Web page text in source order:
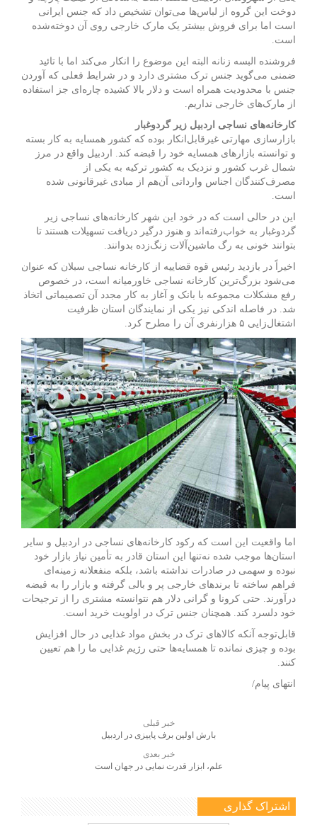
دوخت این گروه از لباس‌ها می‌توان تشخیص داد که جنس ایرانی
است اما برای فروش بیشتر یک مارک خارجی روی آن دوخته‌شده
است.
فروشنده البسه زنانه البته این موضوع را انکار می‌کند اما با تائید
ضمنی می‌گوید جنس ترک مشتری دارد و در شرایط فعلی که آوردن
جنس با محدودیت همراه است و دلار بالا کشیده چاره‌ای جز استفاده
از مارک‌های خارجی نداریم.
کارخانه‌های نساجی اردبیل زیر گردوغبار
بازارسازی مهارتی غیرقابل‌انکار بوده که کشور همسایه به کار بسته
و توانسته بازارهای همسایه خود را قبضه کند. اردبیل واقع در مرز
شمال غرب کشور و نزدیک به کشور ترکیه به یکی از
مصرف‌کنندگان اجناس وارداتی آن‌هم از مبادی غیرقانونی شده
است.
این در حالی است که در خود این شهر کارخانه‌های نساجی زیر
گردوغبار به خواب‌رفته‌اند و هنوز درگیر دریافت تسهیلات هستند تا
بتوانند خونی به رگ ماشین‌آلات زنگ‌زده بدوانند.
اخیراً در بازدید رئیس قوه قضاییه از کارخانه نساجی سبلان که عنوان
می‌شود بزرگ‌ترین کارخانه نساجی خاورمیانه است، در خصوص
رفع مشکلات مجموعه با بانک و آغاز به کار مجدد آن تصمیماتی اتخاذ
شد. در فاصله اندکی نیز یکی از نمایندگان استان ظرفیت
اشتغال‌زایی ۵ هزارنفری آن را مطرح کرد.
اما واقعیت این است که رکود کارخانه‌های نساجی در اردبیل و سایر
استان‌ها موجب شده نه‌تنها این استان قادر به تأمین نیاز بازار خود
نبوده و سهمی در صادرات نداشته باشد، بلکه منفعلانه زمینه‌ای
فراهم ساخته تا برندهای خارجی پر و بالی گرفته و بازار را به قبضه
درآورند. حتی کرونا و گرانی دلار هم نتوانسته مشتری را از ترجیحات
خود دلسرد کند. همچنان جنس ترک در اولویت خرید است.
قابل‌توجه آنکه کالاهای ترک در بخش مواد غذایی در حال افزایش
بوده و چیزی نمانده تا همسایه‌ها حتی رژیم غذایی ما را هم تعیین
کنند.
انتهای پیام/
خبر قبلی
بارش اولین برف پاییزی در اردبیل
خبر بعدی
علم، ابزار قدرت نمایی در جهان است
اشتراک گذاری